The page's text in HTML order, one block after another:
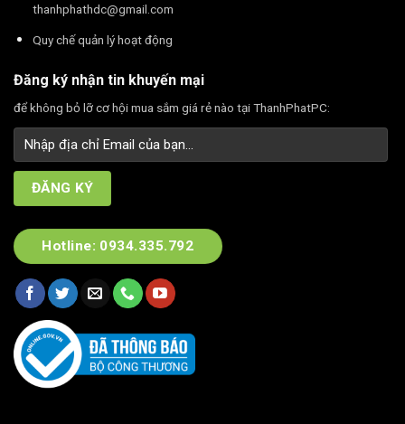
thanhphathdc@gmail.com
Quy chế quản lý hoạt động
Đăng ký nhận tin khuyến mại
để không bỏ lỡ cơ hội mua sắm giá rẻ nào tại ThanhPhatPC:
Hotline: 0934.335.792